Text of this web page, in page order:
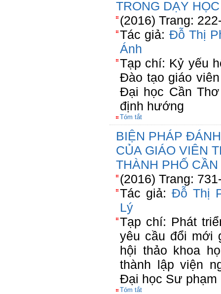
TRONG DẠY
(2016) Trang:
Tác giả: Đỗ Thị
Ánh
Tạp chí: Kỷ yếu
Đào tạo giáo
Đại học Cần
định hướng
Tóm tắt
BIỆN PHÁP
CỦA GIÁO VIÊN
THÀNH PHỐ
(2016) Trang:
Tác giả: Đỗ Thị
Lý
Tạp chí: Phát
yêu cầu đổi mới
hội thảo khoa
thành lập viện
Đại học Sư phạm
Tóm tắt